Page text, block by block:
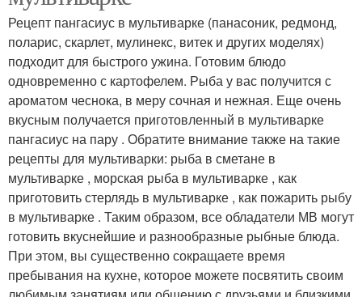
Рецепт пангасиус в мультиварке (панасоник, редмонд,
поларис, скарлет, мулинекс, витек и других моделях)
подходит для быстрого ужина. Готовим блюдо
одновременно с картофелем. Рыба у вас получится с
ароматом чеснока, в меру сочная и нежная. Еще очень
вкусным получается приготовленный в мультиварке
пангасиус на пару . Обратите внимание также на такие
рецепты для мультиварки: рыба в сметане в
мультиварке , морская рыба в мультиварке , как
приготовить стерлядь в мультиварке , как пожарить рыбу
в мультиварке . Таким образом, все обладатели МВ могут
готовить вкуснейшие и разнообразные рыбные блюда.
При этом, вы существенно сокращаете время
пребывания на кухне, которое можете посвятить своим